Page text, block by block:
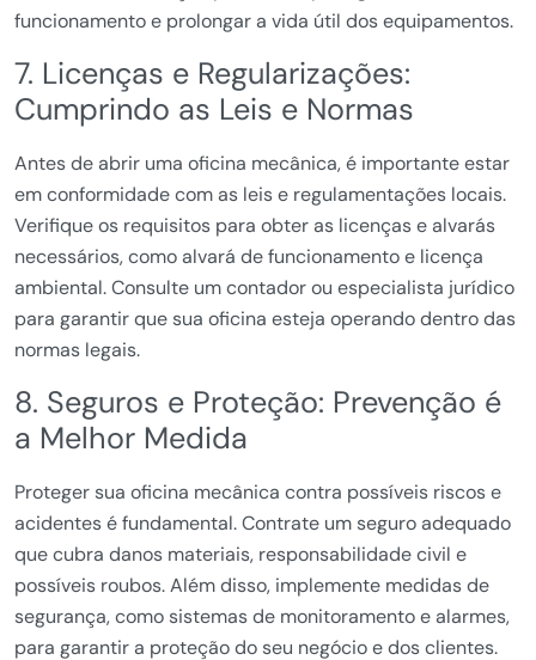
funcionamento e prolongar a vida útil dos equipamentos.
7. Licenças e Regularizações:
Cumprindo as Leis e Normas
Antes de abrir uma oficina mecânica, é importante estar
em conformidade com as leis e regulamentações locais.
Verifique os requisitos para obter as licenças e alvarás
necessários, como alvará de funcionamento e licença
ambiental. Consulte um contador ou especialista jurídico
para garantir que sua oficina esteja operando dentro das
normas legais.
8. Seguros e Proteção: Prevenção é
a Melhor Medida
Proteger sua oficina mecânica contra possíveis riscos e
acidentes é fundamental. Contrate um seguro adequado
que cubra danos materiais, responsabilidade civil e
possíveis roubos. Além disso, implemente medidas de
segurança, como sistemas de monitoramento e alarmes,
para garantir a proteção do seu negócio e dos clientes.